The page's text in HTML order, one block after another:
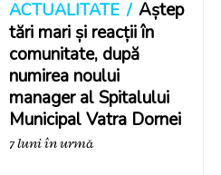
ACTUALITATE
Aștep
tări mari și reacții în
comunitate, după
numirea noului
manager al Spitalului
Municipal Vatra Dornei
7 luni în urmă